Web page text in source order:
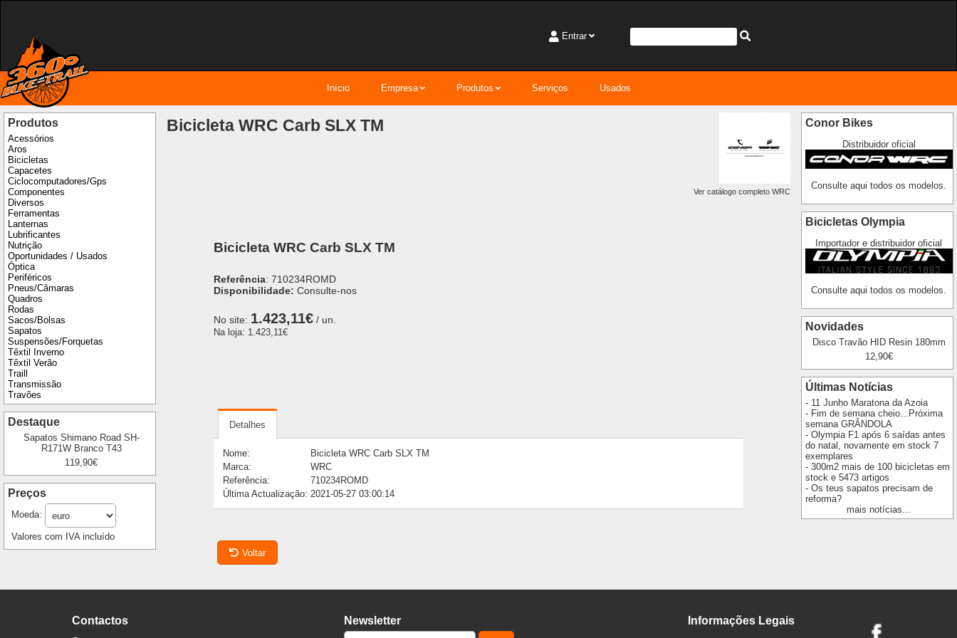
Entrar
Início Empresa Produtos Serviços Usados
Produtos
Acessórios
Aros
Bicicletas
Capacetes
Ciclocomputadores/Gps
Componentes
Diversos
Ferramentas
Lanternas
Lubrificantes
Nutrição
Oportunidades / Usados
Óptica
Periféricos
Pneus/Câmaras
Quadros
Rodas
Sacos/Bolsas
Sapatos
Suspensões/Forquetas
Têxtil Inverno
Têxtil Verão
Traill
Transmissão
Travões
Destaque
Sapatos Shimano Road SH-
R171W Branco T43
119,90€
Preços
Moeda:
Valores com IVA incluído
Bicicleta WRC Carb SLX TM
Ver catálogo completo WRC
Bicicleta WRC Carb SLX TM
Referência: 710234ROMD
Disponibilidade: Consulte-nos
No site: 1.423,11€/ un.
Na loja: 1.423,11€
Detalhes
Nome:
Bicicleta WRC Carb SLX TM
Marca:
WRC
Referência:
710234ROMD
Última Actualização: 2021-05-27 03:00:14
Voltar
Conor Bikes
Distribuidor oficial
Consulte aqui todos os modelos.
Bicicletas Olympia
Importador e distribuidor oficial
Consulte aqui todos os modelos.
Novidades
Disco Travão HID Resin 180mm
12,90€
Últimas Notícias
- 11 Junho Maratona da Azoia
- Fim de semana cheio...Próxima
semana GRÂNDOLA
- Olympia F1 após 6 saídas antes
do natal, novamente em stock 7
exemplares
- 300m2 mais de 100 bicicletas em
stock e 5473 artigos
- Os teus sapatos precisam de
reforma?
mais notícias...
Contactos Newsletter Informações Legais